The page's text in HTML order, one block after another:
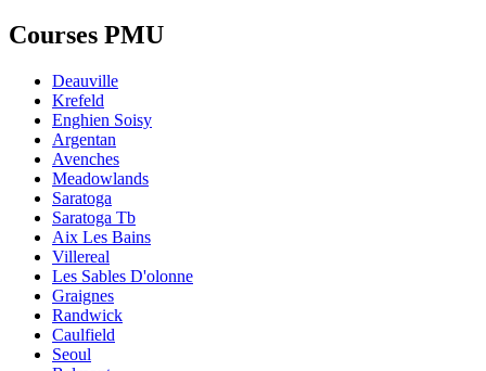
Courses PMU
Deauville
Krefeld
Enghien Soisy
Argentan
Avenches
Meadowlands
Saratoga
Saratoga Tb
Aix Les Bains
Villereal
Les Sables D'olonne
Graignes
Randwick
Caulfield
Seoul